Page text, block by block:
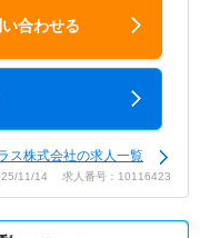
合わせる
ス株式会社の求人一覧
11/14 求人番号：10116423